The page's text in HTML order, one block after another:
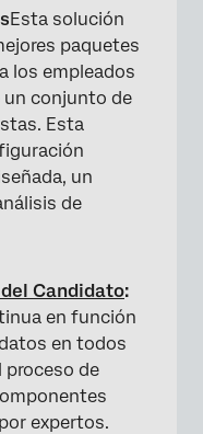
Esta solución
paquetes
los empleados
un conjunto de
Esta
un
de
Candidato:
en función
en todos
de
expertos.